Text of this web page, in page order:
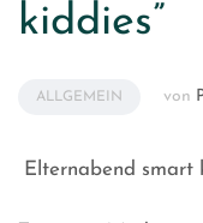
kiddies”
ALLGEMEIN von
Elternabend smart